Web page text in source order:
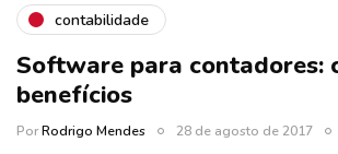
contabilidade
Software para contadores:
benefícios
PorRodrigo Mendes 28 de agosto de 2017